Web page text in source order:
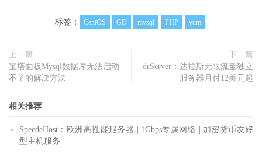
标签： CentOS GD mysql PHP yum
上一篇
宝塔面板Mysql数据库无法启动
不了的解决方法
下一篇
drServer：达拉斯无限流量独立
服务器月付12美元起
相关推荐
SpeedeHost：欧洲高性能服务器 | 1Gbps专属网络 | 加密货币友好
型主机服务